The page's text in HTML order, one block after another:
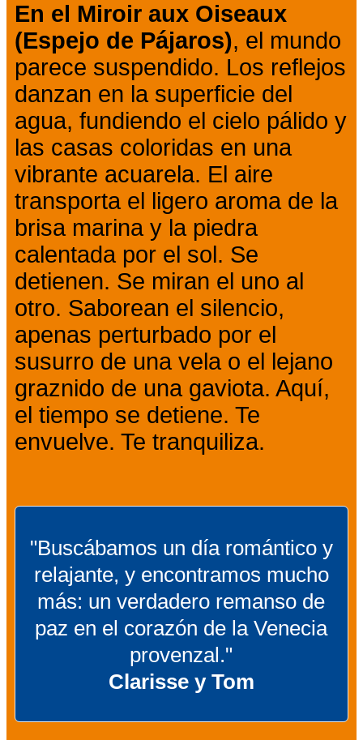
En el Miroir aux Oiseaux
(Espejo de Pájaros), el mundo
parece suspendido. Los reflejos
danzan en la superficie del
agua, fundiendo el cielo pálido y
las casas coloridas en una
vibrante acuarela. El aire
transporta el ligero aroma de la
brisa marina y la piedra
calentada por el sol. Se
detienen. Se miran el uno al
otro. Saborean el silencio,
apenas perturbado por el
susurro de una vela o el lejano
graznido de una gaviota. Aquí,
el tiempo se detiene. Te
envuelve. Te tranquiliza.
"Buscábamos un día romántico y
relajante, y encontramos mucho
más: un verdadero remanso de
paz en el corazón de la Venecia
provenzal."
Clarisse y Tom